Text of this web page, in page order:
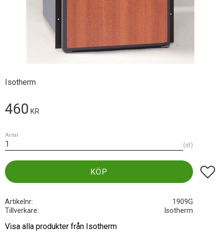
Isotherm
460 KR
Antal
st
KÖP Lägg
Artikelnr
1909G
Tillverkare
Isotherm
Visa alla produkter från Isotherm